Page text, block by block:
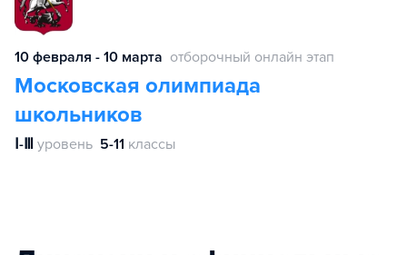
10 февраля - 10 марта отборочный онлайн этап
Московская олимпиада
школьников
Ⅰ-Ⅲ уровень 5-11 классы